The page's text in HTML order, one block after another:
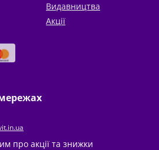
Видавництва
Акції
про акції та знижки